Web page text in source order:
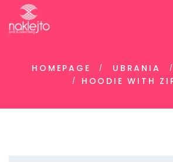
HOMEPAGE UBRANIA
HOODIE WITH